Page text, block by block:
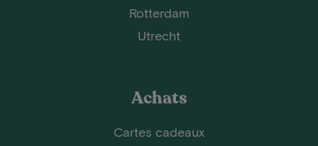
Rotterdam
Utrecht
Achats
Cartes cadeaux